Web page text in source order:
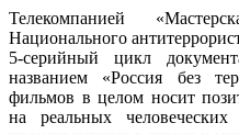
Телекомпанией
Национального
5-серийный цикл
названием «Россия без
фильмов в целом носит
на реальных